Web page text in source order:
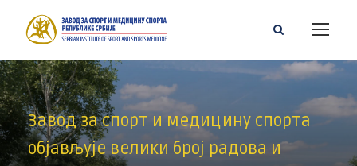
Завод за спорт и медицину спорта
објављује велики број радова и